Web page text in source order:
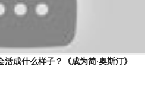
活成什么样子？《成为简·奥斯汀》